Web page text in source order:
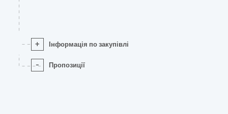
+ Інформація по закупівлі
- Пропозиції